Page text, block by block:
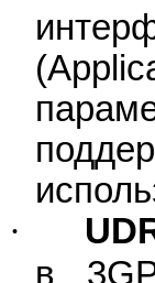
·
в 3